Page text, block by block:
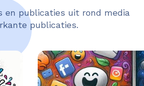
en publicaties uit rond media
publicaties.